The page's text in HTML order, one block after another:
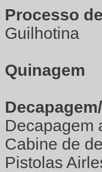
Processo
Guilhotina
Quinagem
Decapagem
Cabine de
Pistolas